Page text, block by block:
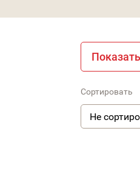
Сортировать